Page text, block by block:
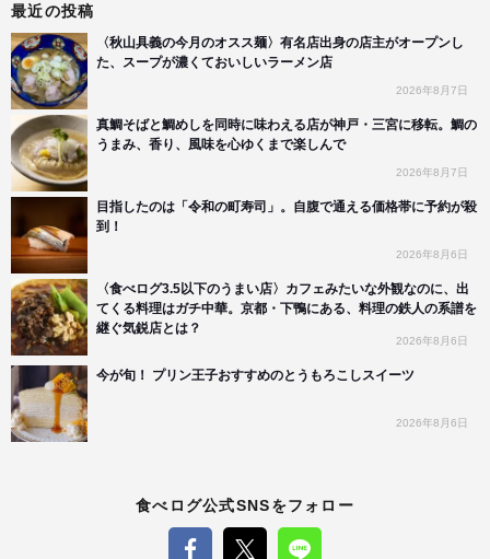
最近の投稿
〈秋山具義の今月のオスス麺〉有名店出身の店主がオープンし
た、スープが濃くておいしいラーメン店
2026年8月7日
真鯛そばと鯛めしを同時に味わえる店が神戸・三宮に移転。鯛の
うまみ、香り、風味を心ゆくまで楽しんで
2026年8月7日
目指したのは「令和の町寿司」。自腹で通える価格帯に予約が殺
到！
2026年8月6日
〈食べログ3.5以下のうまい店〉カフェみたいな外観なのに、出
てくる料理はガチ中華。京都・下鴨にある、料理の鉄人の系譜を
継ぐ気鋭店とは？
2026年8月6日
今が旬！ プリン王子おすすめのとうもろこしスイーツ
2026年8月6日
食べログ公式SNSをフォロー